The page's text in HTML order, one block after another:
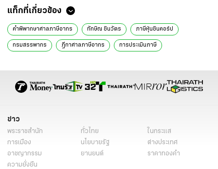
แท็กที่เกี่ยวข้อง
คำพิพากษาศาลภาษีอากร ทักษิณ ชินวัตร ภาษีหุ้นชินคอร์ป
กรมสรรพากร ฎีกาศาลภาษีอากร การประเมินภาษี
การออกหมายเรียก การลดเบี้ยปรับ การประเมินภาษีเงินได้
การเมืองวันนี้
ข่าว
พระราชสำนัก ทั่วไทย
ในกระแส
การเมือง
นโยบายรัฐ
ต่างประเทศ
อาชญากรรม
ยานยนต์
ราคาทองคำ
ความยั่งยืน